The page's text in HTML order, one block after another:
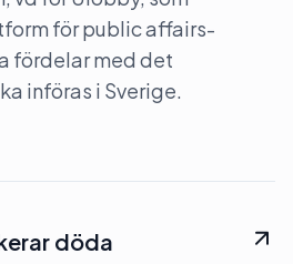
för public affairs-
fördelar med det
införas i Sverige.
döda